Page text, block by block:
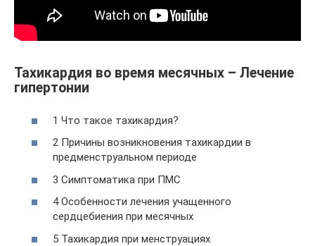
Тахикардия во время месячных – Лечение
гипертонии
1 Что такое тахикардия?
2 Причины возникновения тахикардии в
предменструальном периоде
3 Симптоматика при ПМС
4 Особенности лечения учащенного
сердцебиения при месячных
5 Тахикардия при менструациях